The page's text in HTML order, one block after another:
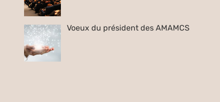
Voeux du président des AMAMCS